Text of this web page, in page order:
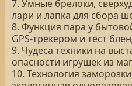
7. Умные брелоки,
лари и лапка для сбора
8. Функция пара у
GPS-трекером и тест
9. Чудеса техники на
опасности игрушек из
10. Технология